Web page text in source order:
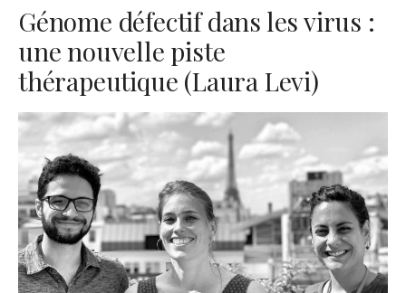
Génome défectif dans les virus :
une nouvelle piste
thérapeutique (Laura Levi)